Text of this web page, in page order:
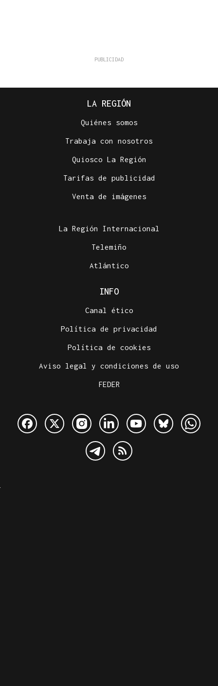
LA REGIÓN
Quiénes somos
Trabaja con nosotros
Quiosco La Región
Tarifas de publicidad
Venta de imágenes
La Región Internacional
Telemiño
Atlántico
INFO
Canal ético
Política de privacidad
Política de cookies
Aviso legal y condiciones de uso
FEDER